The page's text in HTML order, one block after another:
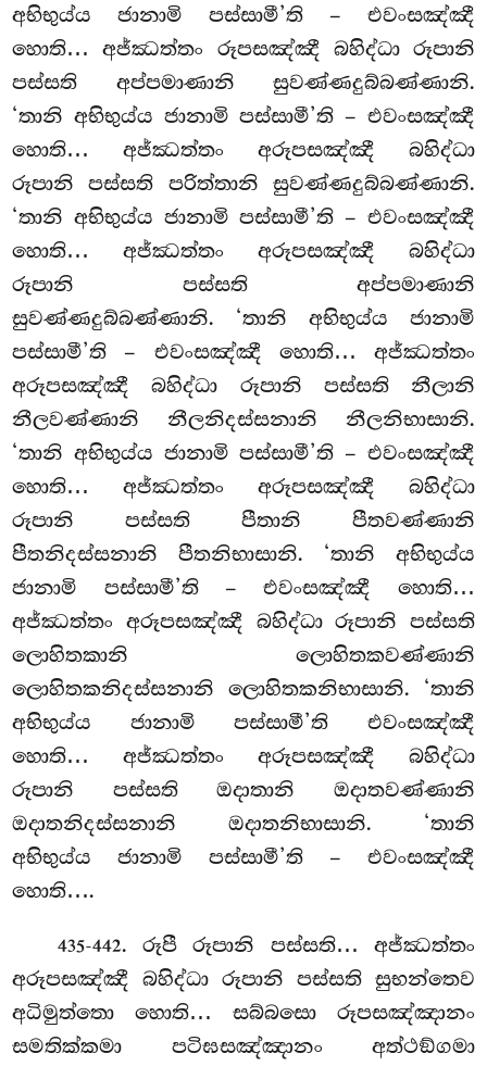
අභිභුය්ය ජානාමි පස්සාමී’ති – එවංසඤ්ඤී
හොති… අජ්ඣත්තං රූපසඤ්ඤී බහිද්ධා රූපානි
පස්සති අප්පමාණානි සුවණ්ණදුබ්බණ්ණානි.
‘තානි අභිභුය්ය ජානාමි පස්සාමී’ති – එවංසඤ්ඤී
හොති… අජ්ඣත්තං අරූපසඤ්ඤී බහිද්ධා
රූපානි පස්සති පරිත්තානි සුවණ්ණදුබ්බණ්ණානි.
‘තානි අභිභුය්ය ජානාමි පස්සාමී’ති – එවංසඤ්ඤී
හොති… අජ්ඣත්තං අරූපසඤ්ඤී බහිද්ධා
රූපානි පස්සති අප්පමාණානි
සුවණ්ණදුබ්බණ්ණානි. ‘තානි අභිභුය්ය ජානාමි
පස්සාමී’ති – එවංසඤ්ඤී හොති… අජ්ඣත්තං
අරූපසඤ්ඤී බහිද්ධා රූපානි පස්සති නීලානි
නීලවණ්ණානි නීලනිදස්සනානි නීලනිභාසානි.
‘තානි අභිභුය්ය ජානාමි පස්සාමී’ති – එවංසඤ්ඤී
හොති… අජ්ඣත්තං අරූපසඤ්ඤී බහිද්ධා
රූපානි පස්සති පීතානි පීතවණ්ණානි
පීතනිදස්සනානි පීතනිභාසානි. ‘තානි අභිභුය්ය
ජානාමි පස්සාමී’ති – එවංසඤ්ඤී හොති…
අජ්ඣත්තං අරූපසඤ්ඤී බහිද්ධා රූපානි පස්සති
ලොහිතකානි ලොහිතකවණ්ණානි
ලොහිතකනිදස්සනානි ලොහිතකනිභාසානි. ‘තානි
අභිභුය්ය ජානාමි පස්සාමී’ති එවංසඤ්ඤී
හොති… අජ්ඣත්තං අරූපසඤ්ඤී බහිද්ධා
රූපානි පස්සති ඔදාතානි ඔදාතවණ්ණානි
ඔදාතනිදස්සනානි ඔදාතනිභාසානි. ‘තානි
අභිභුය්ය ජානාමි පස්සාමී’ති – එවංසඤ්ඤී
හොති….
435-442. රූපී රූපානි පස්සති… අජ්ඣත්තං
අරූපසඤ්ඤී බහිද්ධා රූපානි පස්සති සුභන්තෙව
අධිමුත්තො හොති… සබ්බසො රූපසඤ්ඤානං
සමතික්කමා පටිඝසඤ්ඤානං අත්ථඞ්ගමා